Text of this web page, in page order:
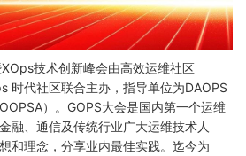
技术创新峰会由高效运维社区
时代社区联合主办，指导单位为DAOPS
）。GOPS大会是国内第一个运维
融、通信及传统行业广大运维技术人
和理念，分享业内最佳实践。迄今为